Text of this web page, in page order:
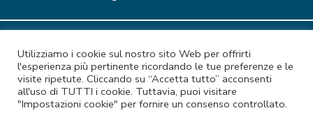
Sempione (VARESE) | CCIAA di Varese nr REA 171300 | Cap.
Soc. versato €. 182.000,00 | P.I. e C.F. 01289320127
amministrazione@pec.porrinifrancospa.it|Privacy|Cookies|
Utilizziamo i cookie sul nostro sito Web per offrirti
l'esperienza più pertinente ricordando le tue preferenze e le
visite ripetute. Cliccando su “Accetta tutto” acconsenti
all'uso di TUTTI i cookie. Tuttavia, puoi visitare
"Impostazioni cookie" per fornire un consenso controllato.